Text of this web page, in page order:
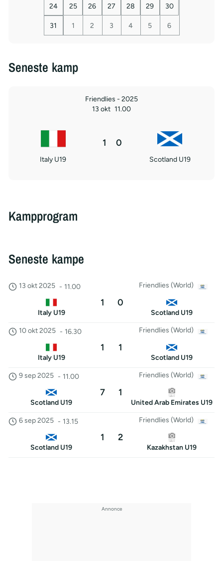
24 25 26 27 28 29 30
31 1 2 3 4 5 6
Seneste kamp
Friendlies - 2025
13 okt 11.00
Italy U19
1 0
Scotland U19
Kampprogram
Seneste kampe
Friendlies (World)
13 okt 2025 - 11.00
Italy U19
1 0
Scotland U19
Friendlies (World)
10 okt 2025 - 16.30
Italy U19
1 1
Scotland U19
Friendlies (World)
9 sep 2025 - 11.00
Scotland U19
7 1
United Arab Emirates U19
Friendlies (World)
6 sep 2025 - 13.15
Scotland U19
1 2
Kazakhstan U19